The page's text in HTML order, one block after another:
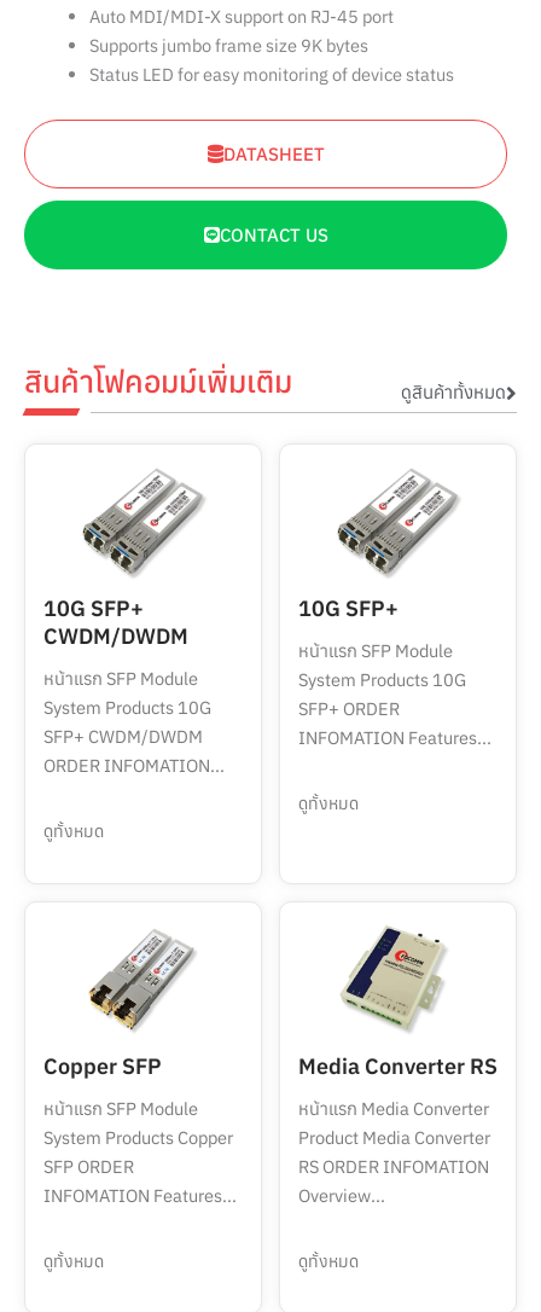
Auto MDI/MDI-X support on RJ-45 port
Supports jumbo frame size 9K bytes
Status LED for easy monitoring of device status
DATASHEET
CONTACT US
สินค้าโฟคอมม์เพิ่มเติม ดูสินค้าทั้งหมด
10G SFP+
CWDM/DWDM
หน้าแรก SFP Module
System Products 10G
SFP+ CWDM/DWDM
ORDER INFOMATION...
ดูทั้งหมด
10G SFP+
หน้าแรก SFP Module
System Products 10G
SFP+ ORDER
INFOMATION Features...
ดูทั้งหมด
Copper SFP
หน้าแรก SFP Module
System Products Copper
SFP ORDER
INFOMATION Features...
ดูทั้งหมด
Media Converter RS
หน้าแรก Media Converter
Product Media Converter
RS ORDER INFOMATION
Overview...
ดูทั้งหมด